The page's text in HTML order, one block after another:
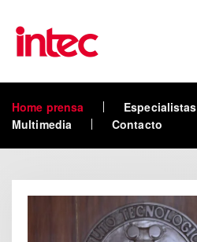
Skip to main content
Home prensa Especialistas
Multimedia
Contacto